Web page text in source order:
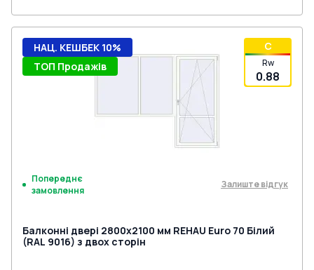
C
Rw
0.88
НАЦ. КЕШБЕК 10%
ТОП Продажів
Попереднє
замовлення
Залиште відгук
Балконні двері 2800x2100 мм REHAU Euro 70 Білий
(RAL 9016) з двох сторін